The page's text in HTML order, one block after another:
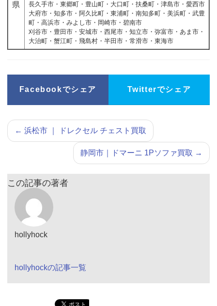
県
長久手市・東郷町・豊山町・大口町・扶桑町・津島市・愛西市
大府市・知多市・阿久比町・東浦町・南知多町・美浜町・武豊
町・高浜市・みよし市・岡崎市・碧南市
刈谷市・豊田市・安城市・西尾市・知立市・弥富市・あま市・
大治町・蟹江町・飛島村・半田市・常滑市・東海市
Facebookでシェア Twitterでシェア
← 浜松市 ｜ ドレクセル チェスト買取
静岡市｜ドマーニ 1Pソファ買取 →
この記事の著者
hollyhock
hollyhockの記事一覧